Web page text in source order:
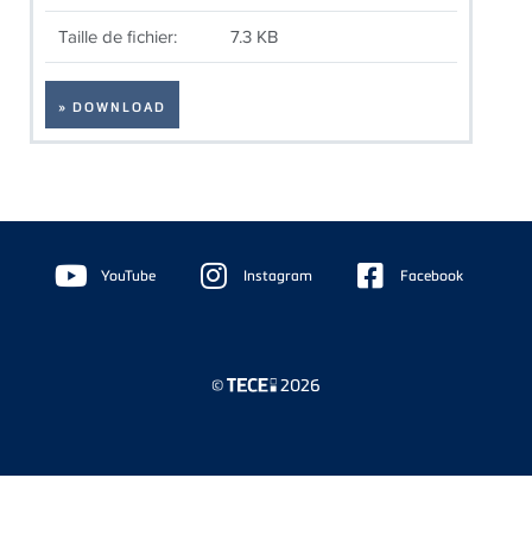
Taille de fichier: 7.3 KB
» DOWNLOAD
Floating
Sidebar YouTube Instagram Facebook
© 2026